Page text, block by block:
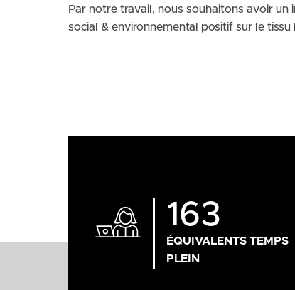
Par notre travail, nous souhaitons avoir un
social & environnemental positif sur le tissu
163
ÉQUIVALENTS TEMPS
PLEIN